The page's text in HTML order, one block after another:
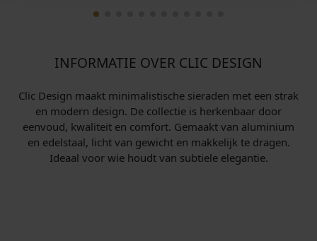
INFORMATIE OVER CLIC DESIGN
Clic Design maakt minimalistische sieraden met een strak
en modern design. De collectie is herkenbaar door
eenvoud, kwaliteit en comfort. Gemaakt van aluminium
en edelstaal, licht van gewicht en makkelijk te dragen.
Ideaal voor wie houdt van subtiele elegantie.